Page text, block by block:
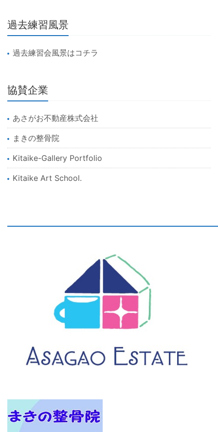
過去練習風景
過去練習会風景はコチラ
協賛企業
あさがお不動産株式会社
まきの整骨院
Kitaike-Gallery Portfolio
Kitaike Art School.